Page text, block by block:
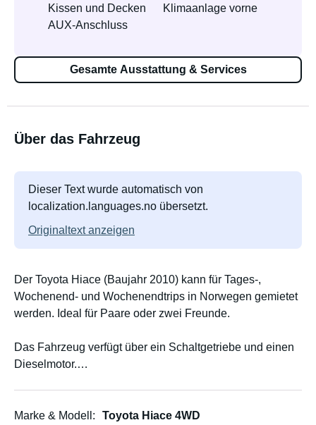
Kissen und Decken
Klimaanlage vorne
AUX-Anschluss
Gesamte Ausstattung & Services
Über das Fahrzeug
Dieser Text wurde automatisch von
localization.languages.no übersetzt.
Originaltext anzeigen
Der Toyota Hiace (Baujahr 2010) kann für Tages-,
Wochenend- und Wochenendtrips in Norwegen gemietet
werden. Ideal für Paare oder zwei Freunde.
Das Fahrzeug verfügt über ein Schaltgetriebe und einen
Dieselmotor.
umgebaut. Er bringt Sie sicher und zuverlässig an Ihr
Marke & Modell
Toyota Hiace 4WD